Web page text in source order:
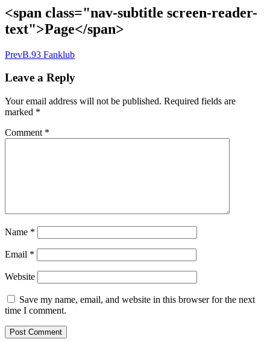
<span class="nav-subtitle screen-reader-
text">Page</span>
PrevB.93 Fanklub
Leave a Reply
Your email address will not be published. Required fields are
marked *
Comment *
Name *
Email *
Website
Save my name, email, and website in this browser for the next
time I comment.